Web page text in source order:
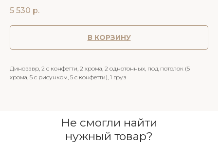
5 530 р.
В КОРЗИНУ
Динозавр, 2 с конфетти, 2 хрома, 2 однотонных, под потолок (5
хрома, 5 с рисунком, 5 с конфетти), 1 груз
Не смогли найти
нужный товар?